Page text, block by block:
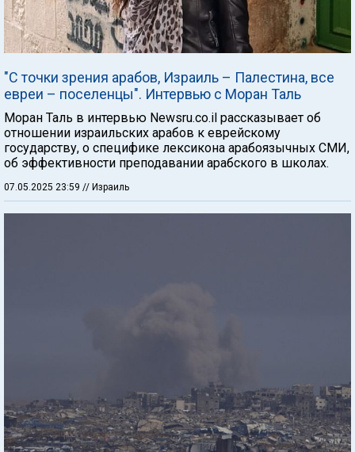
"С точки зрения арабов, Израиль – Палестина, все
евреи – поселенцы". Интервью с Моран Таль
Моран Таль в интервью Newsru.co.il рассказывает об
отношении израильских арабов к еврейскому
государству, о специфике лексикона арабоязычных СМИ,
об эффективности преподавании арабского в школах.
07.05.2025 23:59 // Израиль